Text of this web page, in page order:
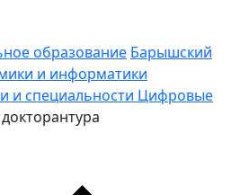
образование Барышский
и информатики
и специальности Цифровые